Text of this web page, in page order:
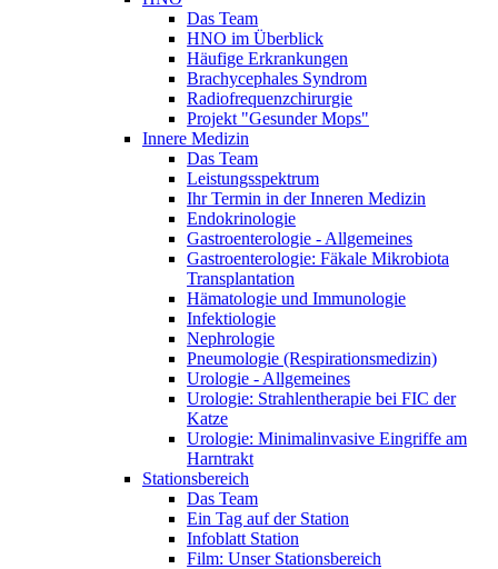
Das Team
HNO im Überblick
Häufige Erkrankungen
Brachycephales Syndrom
Radiofrequenzchirurgie
Projekt "Gesunder Mops"
Innere Medizin
Das Team
Leistungsspektrum
Ihr Termin in der Inneren Medizin
Endokrinologie
Gastroenterologie - Allgemeines
Gastroenterologie: Fäkale Mikrobiota
Transplantation
Hämatologie und Immunologie
Infektiologie
Nephrologie
Pneumologie (Respirationsmedizin)
Urologie - Allgemeines
Urologie: Strahlentherapie bei FIC der
Katze
Urologie: Minimalinvasive Eingriffe am
Harntrakt
Stationsbereich
Das Team
Ein Tag auf der Station
Infoblatt Station
Film: Unser Stationsbereich